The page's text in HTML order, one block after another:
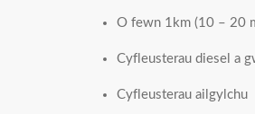
O fewn 1km (10 – 20
Cyfleusterau diesel a
Cyfleusterau ailgylchu